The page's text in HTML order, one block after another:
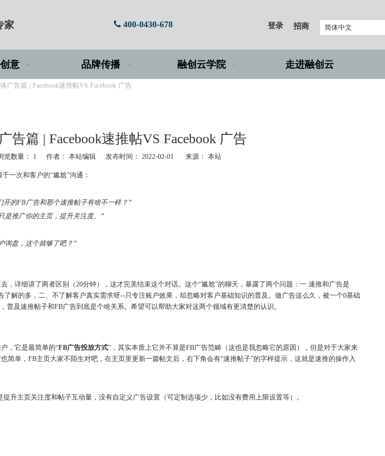
家  400-0430-678 登录 招商 简体中文
意 品牌传播 融创云学院 走进融创云
广告篇 | Facebook速推帖VS Facebook 广告
告篇 | Facebook速推帖VS Facebook 广告
览数量： 1 作者： 本站编辑 发布时间： 2022-02-01 来源： 本站
一次和客户的“尴尬”沟通：
的FB广告和那个速推帖子有啥不一样？”
是推广你的主页，提升关注度。”
询盘，这个就够了吧？”
，详细讲了两者区别（20分钟），这才完美结束这个对话。这个“尴尬”的聊天，暴露了两个问题：一.速推和广告是
解的多，二、不了解客户真实需求呀--只专注账户效果，却忽略对客户基础知识的普及。做广告这么久，被一个0基础
普及速推帖子和FB广告到底是个啥关系。希望可以帮助大家对这两个领域有更清楚的认识。
，它是最简单的“FB广告投放方式”，其实本质上它并不算是FB广告范畴（这也是我忽略它的原因），但是对于大家来
简单，FB主页大家不陌生对吧，在主页里更新一篇帖文后，右下角会有“速推帖子”的字样提示，这就是速推的操作入
升主页关注度和帖子互动量，没有自定义广告设置（可定制选项少，比如没有费用上限设置等）。